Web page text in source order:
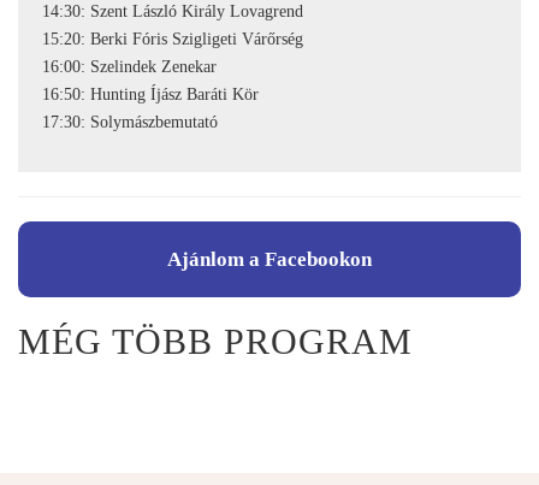
14:30: Szent László Király Lovagrend
15:20: Berki Fóris Szigligeti Várőrség
16:00: Szelindek Zenekar
16:50: Hunting Íjász Baráti Kör
17:30: Solymászbemutató
Ajánlom a Facebookon
MÉG TÖBB PROGRAM